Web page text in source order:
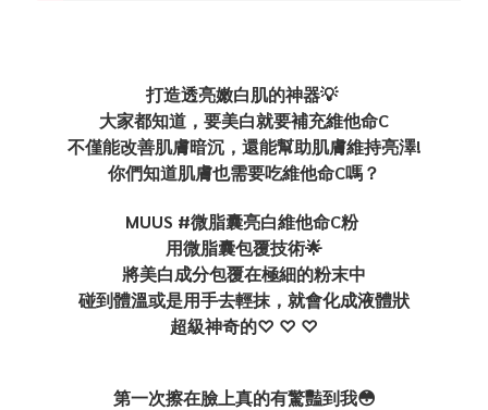
打造透亮嫩白肌的神器💡
大家都知道，要美白就要補充維他命C
不僅能改善肌膚暗沉，還能幫助肌膚維持亮澤!
你們知道肌膚也需要吃維他命C嗎？
MUUS #微脂囊亮白維他命C粉
用微脂囊包覆技術🌟
將美白成分包覆在極細的粉末中
碰到體溫或是用手去輕抹，就會化成液體狀
超級神奇的♡ ♡ ♡
第一次擦在臉上真的有驚豔到我😳